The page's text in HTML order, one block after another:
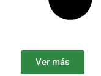
Ver más